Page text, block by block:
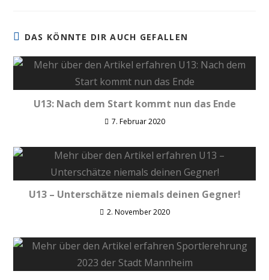
DAS KÖNNTE DIR AUCH GEFALLEN
U13: Nach dem Start kommt nun das Ende
7. Februar 2020
U13 – Unterschätze niemals deinen Gegner!
2. November 2020